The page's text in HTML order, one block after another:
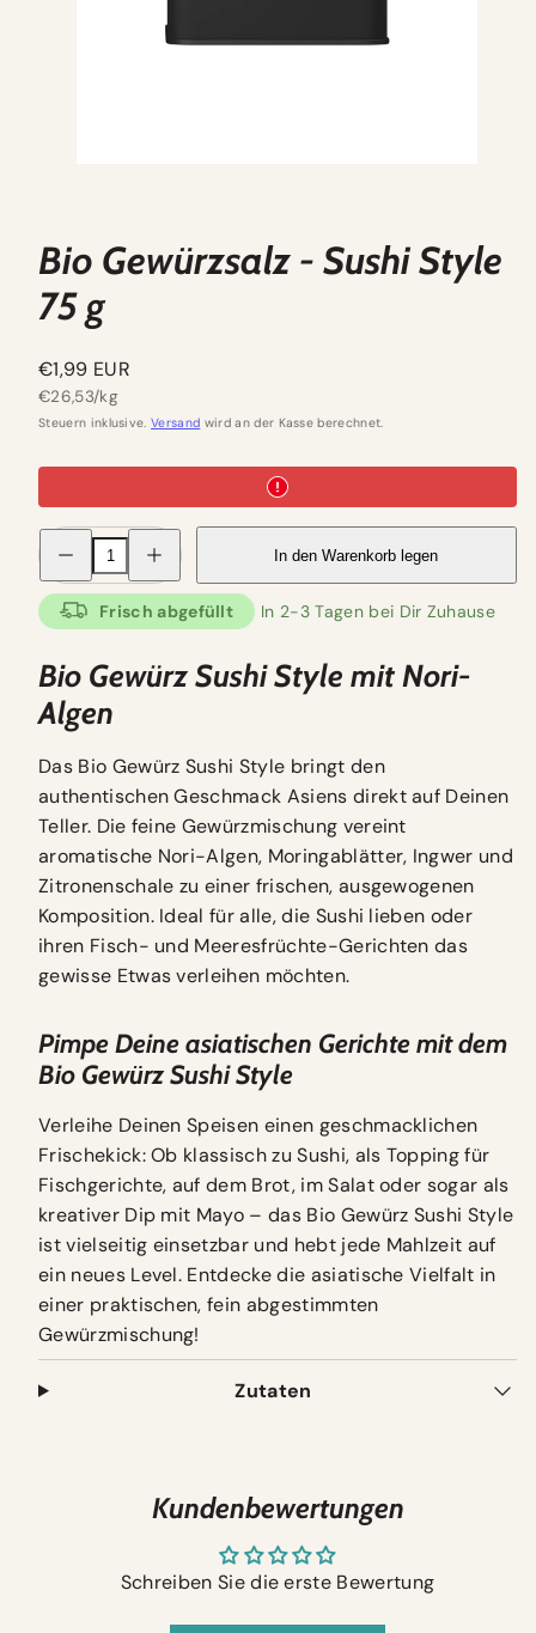
Bio Gewürzsalz - Sushi Style
75 g
Regulärer
Preis
€1,99 EUR
Einzelpreis
€26,53/kg
Steuern inklusive.Versand wird an der Kasse berechnet.
Menge
für
Bio
Gewürzsalz
Sushi
75
g
verringern
für
Bio
Gewürzsalz
-
Sushi
75
g
In den Warenkorb legen
Frisch abgefüllt In 2-3 Tagen bei Dir Zuhause
Bio Gewürz Sushi Style mit Nori-
Algen
Das Bio Gewürz Sushi Style bringt den
authentischen Geschmack Asiens direkt auf Deinen
Teller. Die feine Gewürzmischung vereint
aromatische Nori-Algen, Moringablätter, Ingwer und
Zitronenschale zu einer frischen, ausgewogenen
Komposition. Ideal für alle, die Sushi lieben oder
ihren Fisch- und Meeresfrüchte-Gerichten das
gewisse Etwas verleihen möchten.
Pimpe Deine asiatischen Gerichte mit dem
Bio Gewürz Sushi Style
Verleihe Deinen Speisen einen geschmacklichen
Frischekick: Ob klassisch zu Sushi, als Topping für
Fischgerichte, auf dem Brot, im Salat oder sogar als
kreativer Dip mit Mayo – das Bio Gewürz Sushi Style
ist vielseitig einsetzbar und hebt jede Mahlzeit auf
ein neues Level. Entdecke die asiatische Vielfalt in
einer praktischen, fein abgestimmten
Gewürzmischung!
Zutaten
Kundenbewertungen
Schreiben Sie die erste Bewertung